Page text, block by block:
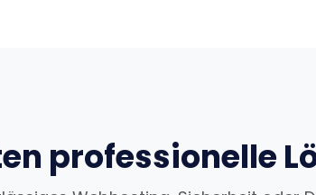
professionelle